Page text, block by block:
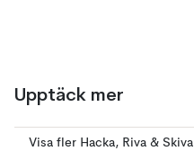
Upptäck mer
Visa fler Hacka, Riva & Skiva